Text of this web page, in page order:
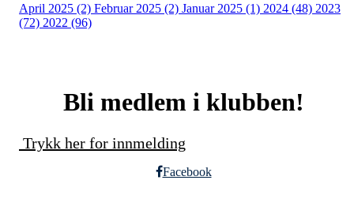
April 2025 (2) Februar 2025 (2) Januar 2025 (1) 2024 (48) 2023
(72) 2022 (96)
Bli medlem i klubben!
Trykk her for innmelding
Facebook